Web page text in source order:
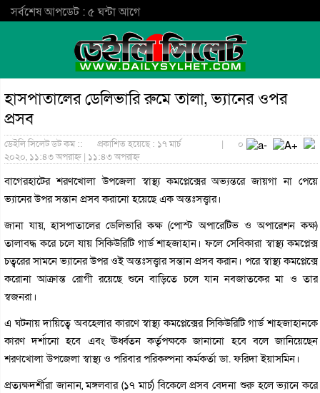
সর্বশেষ আপডেট : ৫ ঘন্টা আগে
হাসপাতালের ডেলিভারি রুমে তালা, ভ্যানের ওপর
প্রসব
ডেইলি সিলেট ডট কম ::
প্রকাশিত হয়েছে : ১৭ মার্চ
২০২০, ১১:৪৩ অপরাহ্ন | ১১:৪৩ অপরাহ্ন
| ০
বাগেরহাটের শরণখোলা উপজেলা স্বাস্থ্য কমপ্লেক্সের অভ্যন্তরে জায়গা না পেয়ে
ভ্যানের উপর সন্তান প্রসব করানো হয়েছে এক অন্তঃসত্ত্বার।
জানা যায়, হাসপাতালের ডেলিভারি কক্ষ (পোস্ট অপারেটিভ ও অপারেশন কক্ষ)
তালাবদ্ধ করে চলে যায় সিকিউরিটি গার্ড শাহজাহান। ফলে সেবিকারা স্বাস্থ্য কমপ্লেক্স
চত্বরের সামনে ভ্যানের উপর ওই অন্তঃসত্ত্বার সন্তান প্রসব করান। পরে স্বাস্থ্য কমপ্লেক্সে
করোনা আক্রান্ত রোগী রয়েছে শুনে বাড়িতে চলে যান নবজাতকের মা ও তার
স্বজনরা।
এ ঘটনায় দায়িত্বে অবহেলার কারণে স্বাস্থ্য কমপ্লেক্সের সিকিউরিটি গার্ড শাহজাহানকে
কারণ দর্শানো হবে এবং ঊর্ধ্বতন কর্তৃপক্ষকে জানানো হবে বলে জানিয়েছেন
শরণখোলা উপজেলা স্বাস্থ্য ও পরিবার পরিকল্পনা কর্মকর্তা ডা. ফরিদা ইয়াসমিন।
প্রত্যক্ষদর্শীরা জানান, মঙ্গলবার (১৭ মার্চ) বিকেলে প্রসব বেদনা শুরু হলে ভ্যানে করে